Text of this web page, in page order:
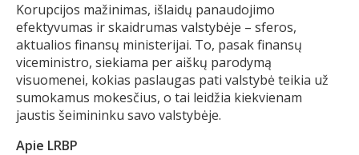
Korupcijos mažinimas, išlaidų panaudojimo
efektyvumas ir skaidrumas valstybėje – sferos,
aktualios finansų ministerijai. To, pasak finansų
viceministro, siekiama per aiškų parodymą
visuomenei, kokias paslaugas pati valstybė teikia už
sumokamus mokesčius, o tai leidžia kiekvienam
jaustis šeimininku savo valstybėje.
Apie LRBP